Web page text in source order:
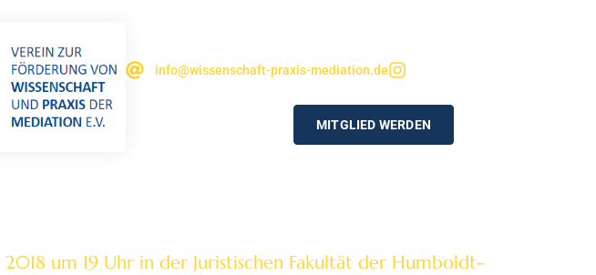
info@wissenschaft-praxis-mediation.de
MITGLIED WERDEN
um 19 Uhr in der Juristischen Fakultät der Humboldt-